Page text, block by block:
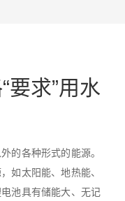
要求”用水
的各种形式的能源。
如太阳能、地热能、
池具有储能大、无记